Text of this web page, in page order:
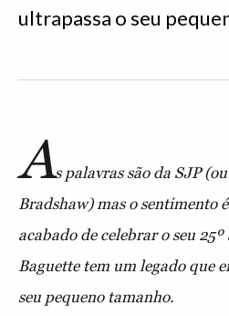
ultrapassa o seu
As palavras são da SJP
Bradshaw) mas o sentimento
acabado de celebrar o seu
Baguette tem um legado que
seu pequeno tamanho.